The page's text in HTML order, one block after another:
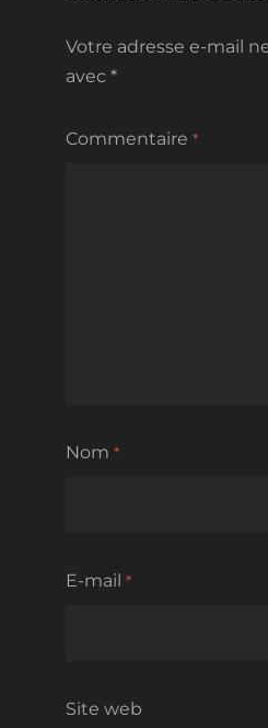
Votre adresse e-mail
avec *
Commentaire *
Nom *
E-mail *
Site web